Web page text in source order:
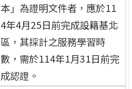
本」為證明文件者，應於11
4年4月25日前完成設籍基北
區，其採計之服務學習時
數，需於114年1月31日前完
成認證。